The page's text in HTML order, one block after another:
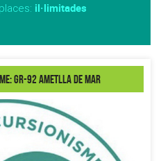
il·limitades
GR-92 Ametlla de Mar